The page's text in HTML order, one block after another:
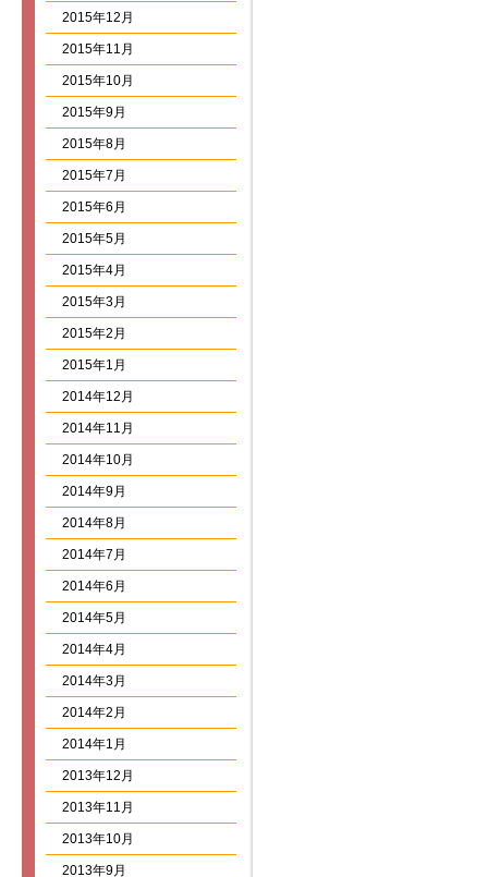
2015年12月
2015年11月
2015年10月
2015年9月
2015年8月
2015年7月
2015年6月
2015年5月
2015年4月
2015年3月
2015年2月
2015年1月
2014年12月
2014年11月
2014年10月
2014年9月
2014年8月
2014年7月
2014年6月
2014年5月
2014年4月
2014年3月
2014年2月
2014年1月
2013年12月
2013年11月
2013年10月
2013年9月